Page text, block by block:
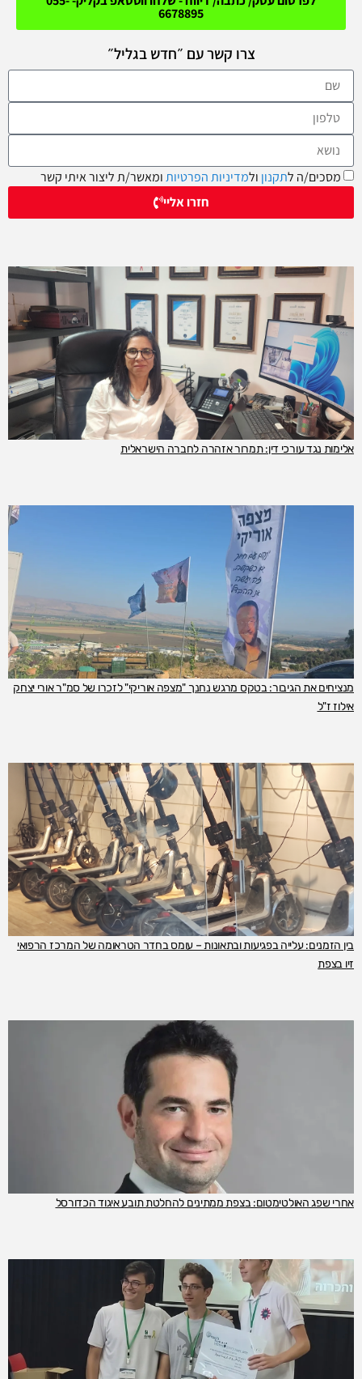
6678895
צרו קשר עם ״חדש בגליל״
מסכים/ה לתקנון ולמדיניות הפרטיותומאשר/ת ליצור איתי קשר
חזרו אליי
אלימות נגד עורכי דין: תמרור אזהרה לחברה הישראלית
מנציחים את הגיבור: בטקס מרגש נחנך "מצפה אוריקי" לזכרו של סמ"ר אורי יצחק
אילוז ז"ל
בין הזמנים: עלייה בפגיעות ובתאונות – עומס בחדר הטראומה של המרכז הרפואי
זיו בצפת
אחרי שפג האולטימטום: בצפת ממתינים להחלטת תובע איגוד הכדורסל